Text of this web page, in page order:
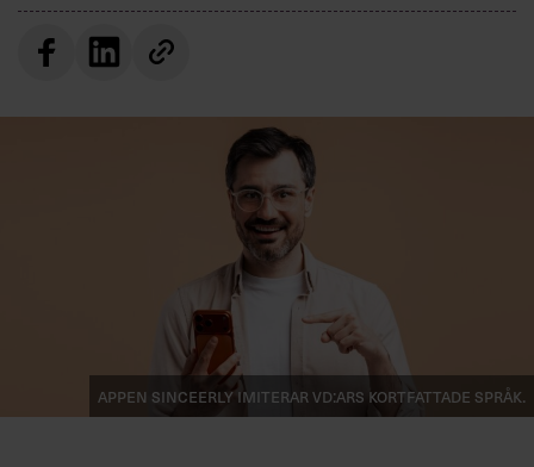
Appen Sinceerly imiterar vd:ars kortfattade språk.